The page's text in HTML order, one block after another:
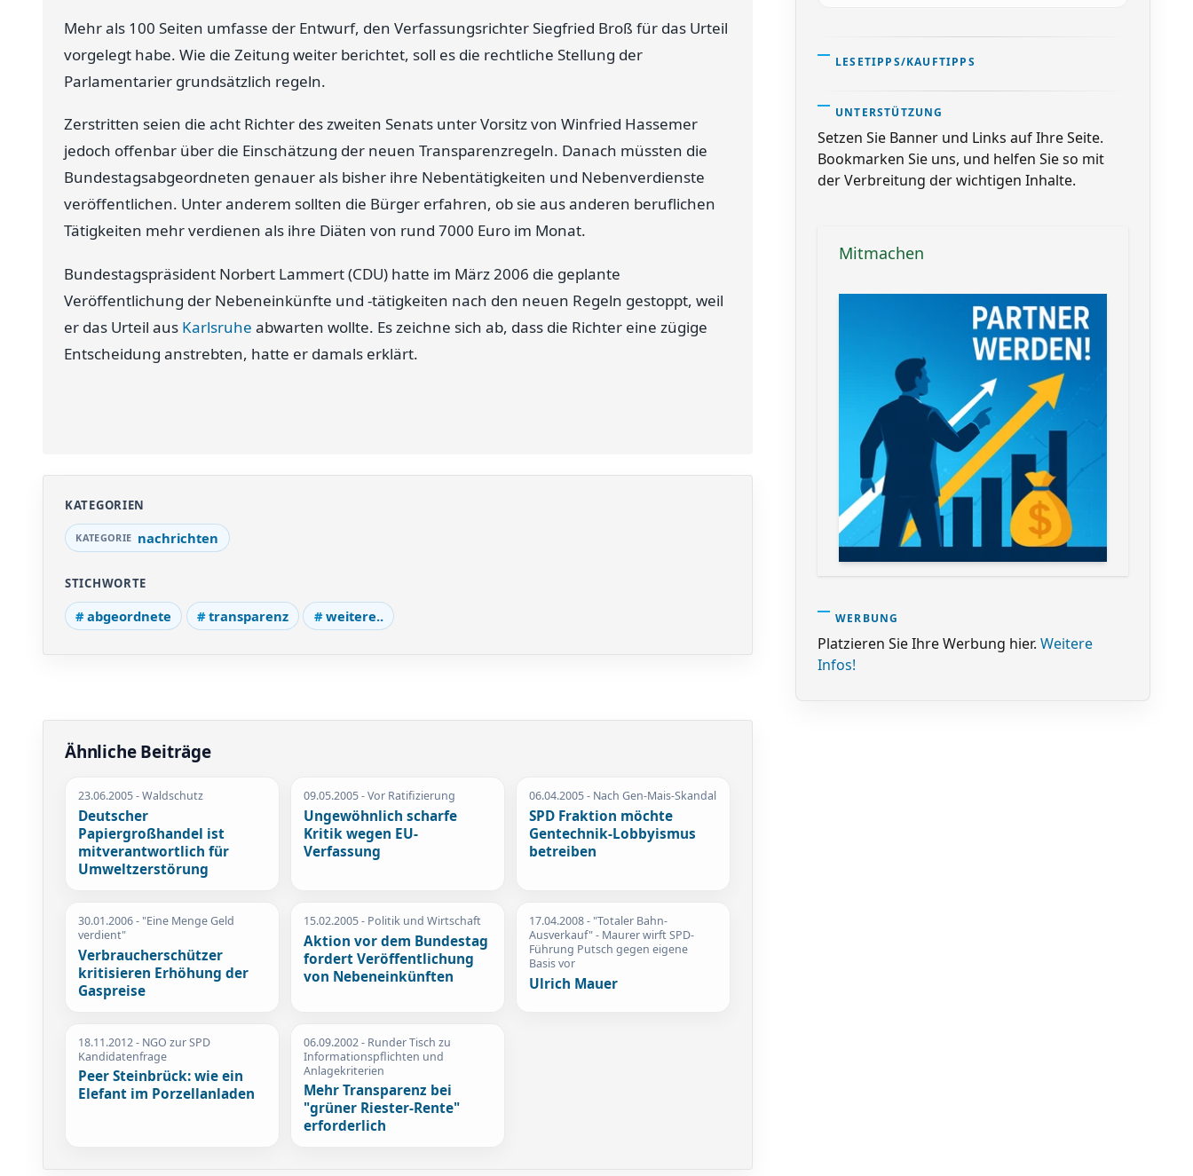
Mehr als 100 Seiten umfasse der Entwurf, den Verfassungsrichter Siegfried Broß für das Urteil
vorgelegt habe. Wie die Zeitung weiter berichtet, soll es die rechtliche Stellung der
Parlamentarier grundsätzlich regeln.
Zerstritten seien die acht Richter des zweiten Senats unter Vorsitz von Winfried Hassemer
jedoch offenbar über die Einschätzung der neuen Transparenzregeln. Danach müssten die
Bundestagsabgeordneten genauer als bisher ihre Nebentätigkeiten und Nebenverdienste
veröffentlichen. Unter anderem sollten die Bürger erfahren, ob sie aus anderen beruflichen
Tätigkeiten mehr verdienen als ihre Diäten von rund 7000 Euro im Monat.
Bundestagspräsident Norbert Lammert (CDU) hatte im März 2006 die geplante
Veröffentlichung der Nebeneinkünfte und -tätigkeiten nach den neuen Regeln gestoppt, weil
er das Urteil aus Karlsruhe abwarten wollte. Es zeichne sich ab, dass die Richter eine zügige
Entscheidung anstrebten, hatte er damals erklärt.
KATEGORIEN
nachrichten
STICHWORTE
abgeordnete transparenz weitere..
Ähnliche Beiträge
23.06.2005- Waldschutz
Deutscher
Papiergroßhandel ist
mitverantwortlich für
Umweltzerstörung
09.05.2005- Vor Ratifizierung
Ungewöhnlich scharfe
Kritik wegen EU-
Verfassung
06.04.2005- Nach Gen-Mais-Skandal
SPD Fraktion möchte
Gentechnik-Lobbyismus
betreiben
30.01.2006- "Eine Menge Geld
verdient"
Verbraucherschützer
kritisieren Erhöhung der
Gaspreise
15.02.2005- Politik und Wirtschaft
Aktion vor dem Bundestag
fordert Veröffentlichung
von Nebeneinkünften
17.04.2008- "Totaler Bahn-
Ausverkauf" - Maurer wirft SPD-
Führung Putsch gegen eigene
Basis vor
Ulrich Mauer
18.11.2012- NGO zur SPD
Kandidatenfrage
Peer Steinbrück: wie ein
Elefant im Porzellanladen
06.09.2002- Runder Tisch zu
Informationspflichten und
Anlagekriterien
Mehr Transparenz bei
"grüner Riester-Rente"
erforderlich
LESETIPPS/KAUFTIPPS
UNTERSTÜTZUNG
Setzen Sie Banner und Links auf Ihre Seite.
Bookmarken Sie uns, und helfen Sie so mit
der Verbreitung der wichtigen Inhalte.
Mitmachen
WERBUNG
Platzieren Sie Ihre Werbung hier. Weitere
Infos!